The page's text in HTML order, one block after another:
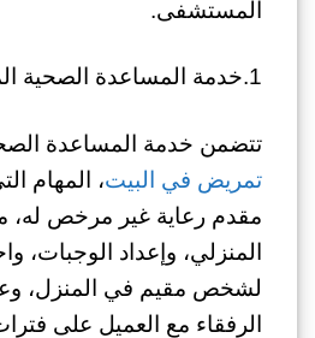
المستشفى.
1.خدمة المساعدة الصحية المنزلية
تتضمن خدمة المساعدة
تمريض في البيت، المهام
مقدم رعاية غير مرخص له،
المنزلي، وإعداد الوجبات،
لشخص مقيم في المنزل،
الرفقاء مع العميل على